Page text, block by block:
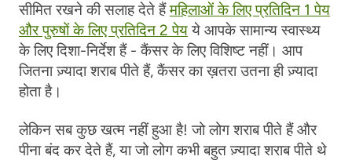
सीमित रखने की सलाह देते हैंमहिलाओं के लिए प्रतिदिन 1 पेय
और पुरुषों के लिए प्रतिदिन 2 पेयये आपके सामान्य स्वास्थ्य
के लिए दिशा-निर्देश हैं - कैंसर के लिए विशिष्ट नहीं। आप
जितना ज़्यादा शराब पीते हैं, कैंसर का ख़तरा उतना ही ज़्यादा
होता है।
लेकिन सब कुछ खत्म नहीं हुआ है! जो लोग शराब पीते हैं और
पीना बंद कर देते हैं, या जो लोग कभी बहुत ज़्यादा शराब पीते थे